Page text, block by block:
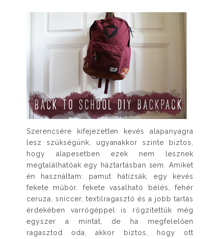
Szerencsére kifejezetten kevés alapanyagra
lesz szükségünk, ugyanakkor szinte biztos,
hogy alapesetben ezek nem lesznek
megtalálhatóak egy háztartásban sem. Amiket
én használtam: pamut hátizsák, egy kevés
fekete műbőr, fekete vasalható bélés, fehér
ceruza, sniccer, textilragasztó és a jobb tartás
érdekében varrógéppel is rögzítettük még
egyszer a mintát, de ha megfelelően
ragasztod oda, akkor biztos, hogy ott